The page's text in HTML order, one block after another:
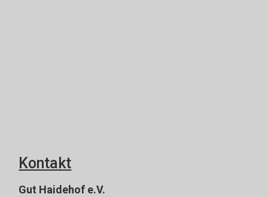
Kontakt
Gut Haidehof e.V.